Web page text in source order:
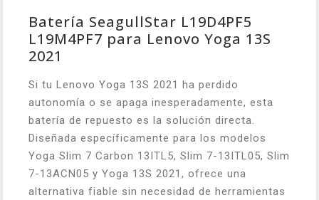
Batería SeagullStar L19D4PF5
L19M4PF7 para Lenovo Yoga 13S
2021
Si tu Lenovo Yoga 13S 2021 ha perdido
autonomía o se apaga inesperadamente, esta
batería de repuesto es la solución directa.
Diseñada específicamente para los modelos
Yoga Slim 7 Carbon 13ITL5, Slim 7-13ITL05, Slim
7-13ACN05 y Yoga 13S 2021, ofrece una
alternativa fiable sin necesidad de herramientas